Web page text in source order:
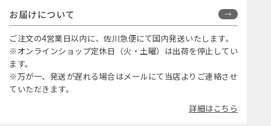
お届けについて
ご注文の4営業日以内に、佐川急便にて国内発送いたします。
※オンラインショップ定休日（火・土曜）は出荷を停止してい
ます。
※万が一、発送が遅れる場合はメールにて当店よりご連絡させ
ていただきます。
詳細はこちら